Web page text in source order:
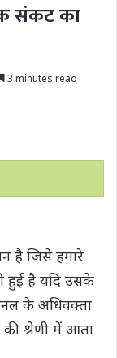
संकट का
3 minutes read
है जिसे हमारे
हुई है यदि उसके
के अधिवक्ता
की श्रेणी में आता